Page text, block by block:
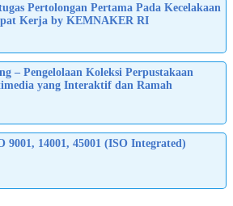
Pertolongan Pertama Pada Kecelakaan
Kerja by KEMNAKER RI
– Pengelolaan Koleksi Perpustakaan
yang Interaktif dan Ramah
9001, 14001, 45001 (ISO Integrated)